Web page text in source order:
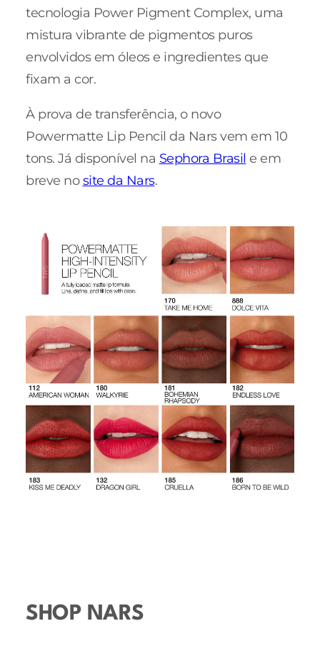
tecnologia Power Pigment Complex, uma
mistura vibrante de pigmentos puros
envolvidos em óleos e ingredientes que
fixam a cor.
À prova de transferência, o novo
Powermatte Lip Pencil da Nars vem em 10
tons. Já disponível na Sephora Brasil e em
breve nosite da Nars.
SHOP NARS